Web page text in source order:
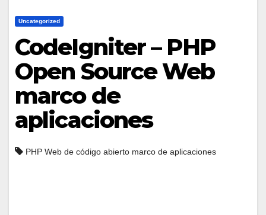
Uncategorized
CodeIgniter – PHP
Open Source Web
marco de
aplicaciones
PHP Web de código abierto marco de aplicaciones